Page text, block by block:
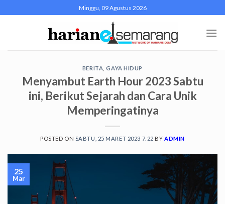
to
Minggu, 09 Agustus 2026
BERITA ,GAYA HIDUP
Menyambut Earth Hour 2023 Sabtu
ini, Berikut Sejarah dan Cara Unik
Memperingatinya
POSTED ON SABTU, 25 MARET 2023 7:22 BY ADMIN
25
Mar